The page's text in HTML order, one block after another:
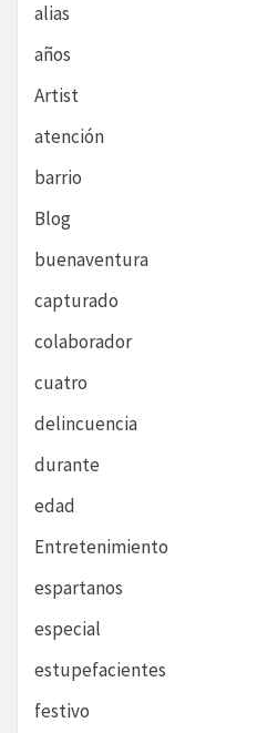
alias
años
Artist
atención
barrio
Blog
buenaventura
capturado
colaborador
cuatro
delincuencia
durante
edad
Entretenimiento
espartanos
especial
estupefacientes
festivo